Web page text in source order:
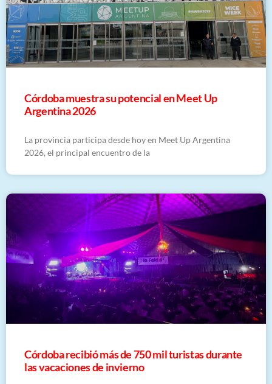
Córdoba muestra su potencial en Meet Up
Argentina 2026
La provincia participa desde hoy en Meet Up Argentina
2026, el principal encuentro de la
Córdoba recibió más de 750 mil turistas durante
las vacaciones de invierno